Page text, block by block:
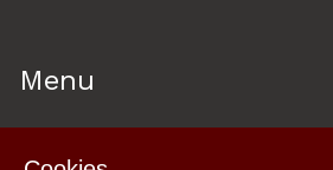
Menu